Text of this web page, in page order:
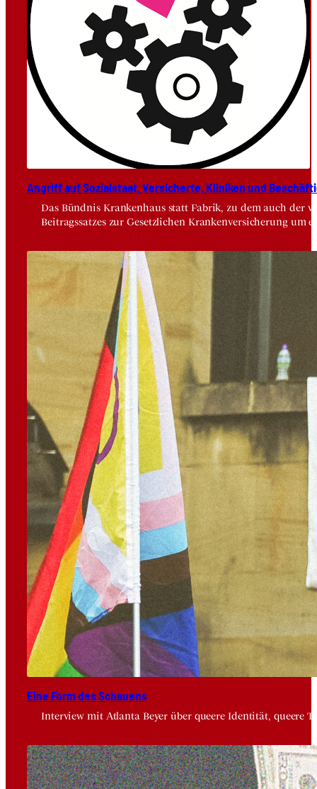
Angriff auf Sozi­al­staat, Ver­si­cher­te, Kli­ni­ken und
Das Bündnis Krankenhaus statt Fabrik, zu dem auch der
Beitragssatzes zur Gesetzlichen Krankenversicherung um
Eine Form des Schau­ens
Interview mit Atlanta Beyer über queere Identität, queere